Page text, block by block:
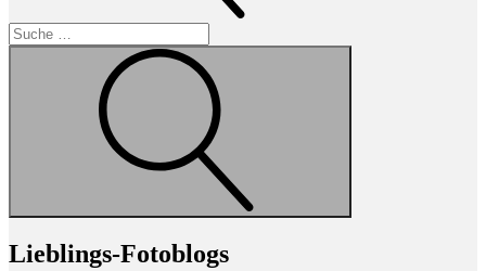
Lieblings-Fotoblogs